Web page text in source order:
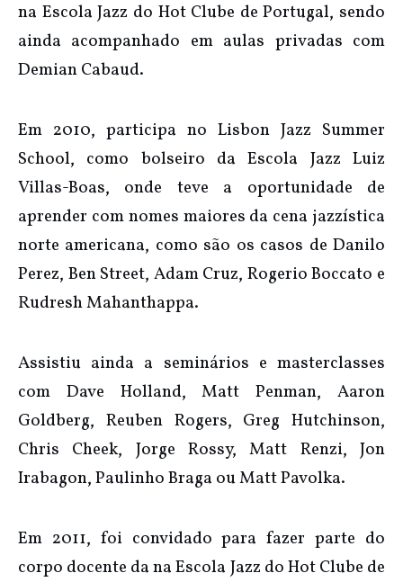
na Escola Jazz do Hot Clube de Portugal, sendo
ainda acompanhado em aulas privadas com
Demian Cabaud.
Em 2010, participa no Lisbon Jazz Summer
School, como bolseiro da Escola Jazz Luiz
Villas-Boas, onde teve a oportunidade de
aprender com nomes maiores da cena jazzística
norte americana, como são os casos de Danilo
Perez, Ben Street, Adam Cruz, Rogerio Boccato e
Rudresh Mahanthappa.
Assistiu ainda a seminários e masterclasses
com Dave Holland, Matt Penman, Aaron
Goldberg, Reuben Rogers, Greg Hutchinson,
Chris Cheek, Jorge Rossy, Matt Renzi, Jon
Irabagon, Paulinho Braga ou Matt Pavolka.
Em 2011, foi convidado para fazer parte do
corpo docente da na Escola Jazz do Hot Clube de